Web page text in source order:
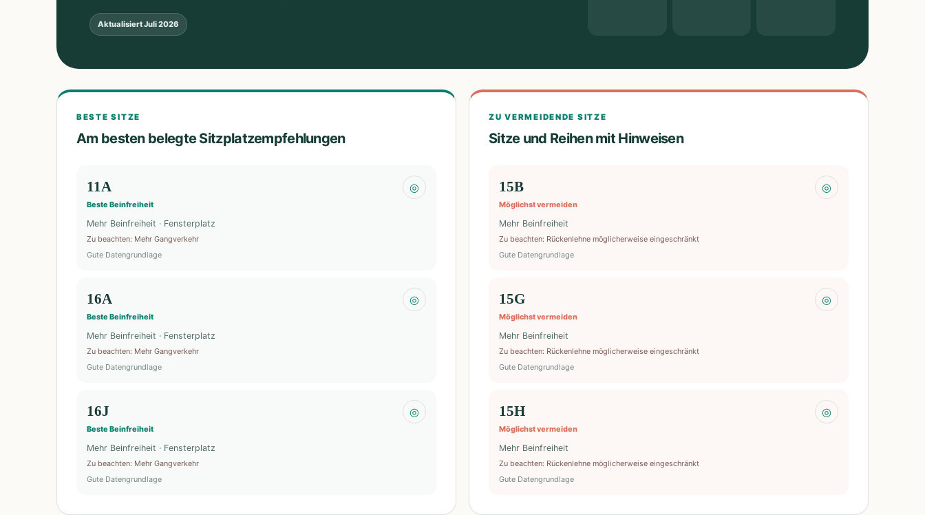
AktualisiertJuli 2026
BESTE SITZE
Am besten belegte Sitzplatzempfehlungen
11A
Beste Beinfreiheit
◎
Mehr Beinfreiheit · Fensterplatz
Zu beachten: Mehr Gangverkehr
Gute Datengrundlage
16A
Beste Beinfreiheit
◎
Mehr Beinfreiheit · Fensterplatz
Zu beachten: Mehr Gangverkehr
Gute Datengrundlage
16J
Beste Beinfreiheit
◎
Mehr Beinfreiheit · Fensterplatz
Zu beachten: Mehr Gangverkehr
Gute Datengrundlage
ZU VERMEIDENDE SITZE
Sitze und Reihen mit Hinweisen
15B
Möglichst vermeiden
◎
Mehr Beinfreiheit
Zu beachten: Rückenlehne möglicherweise eingeschränkt
Gute Datengrundlage
15G
Möglichst vermeiden
◎
Mehr Beinfreiheit
Zu beachten: Rückenlehne möglicherweise eingeschränkt
Gute Datengrundlage
15H
Möglichst vermeiden
◎
Mehr Beinfreiheit
Zu beachten: Rückenlehne möglicherweise eingeschränkt
Gute Datengrundlage